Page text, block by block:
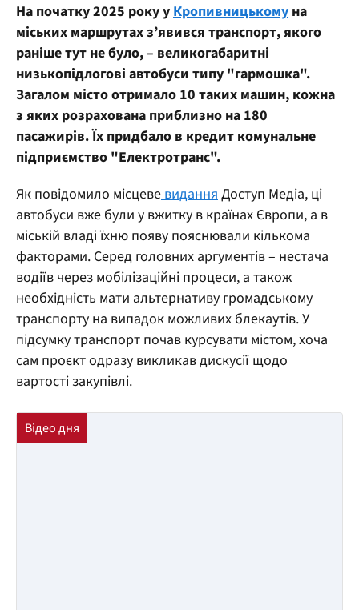
На початку 2025 рокуу Кропивницькому на
міських маршрутах з’явився транспорт, якого
раніше тут не було, – великогабаритні
низькопідлогові автобуси типу "гармошка".
Загалом місто отримало 10 таких машин, кожна
з яких розрахована приблизно на 180
пасажирів. Їх придбало в кредит комунальне
підприємство "Електротранс".
Як повідомило місцеве видання Доступ Медіа, ці
автобуси вже були у вжитку в країнах Європи, а в
міській владі їхню появу пояснювали кількома
факторами. Серед головних аргументів – нестача
водіїв через мобілізаційні процеси, а також
необхідність мати альтернативу громадському
транспорту на випадок можливих блекаутів. У
підсумку транспорт почав курсувати містом, хоча
сам проєкт одразу викликав дискусії щодо
вартості закупівлі.